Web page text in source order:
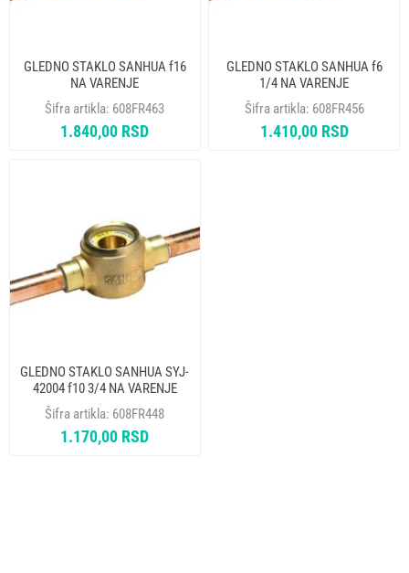
GLEDNO STAKLO SANHUA f16
NA VARENJE
Šifra artikla: 608FR463
1.840,00 RSD
GLEDNO STAKLO SANHUA f6
1/4 NA VARENJE
Šifra artikla: 608FR456
1.410,00 RSD
GLEDNO STAKLO SANHUA SYJ-
42004 f10 3/4 NA VARENJE
SYJ10J12
Šifra artikla: 608FR448
1.170,00 RSD